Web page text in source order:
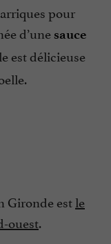
pour
d’une sauce
est délicieuse
Gironde estle
ouest.